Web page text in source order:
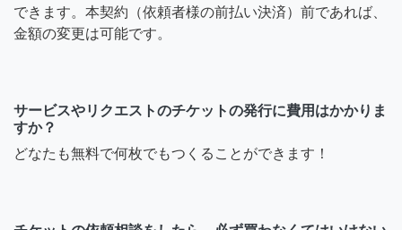
できます。本契約（依頼者様の前払い決済）前であれば、
金額の変更は可能です。
サービスやリクエストのチケットの発行に費用はかかりま
すか？
どなたも無料で何枚でもつくることができます！